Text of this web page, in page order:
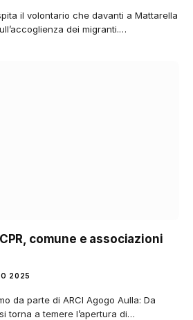
il volontario che davanti a Mattarella
dei migranti.…
comune e associazioni
2025
da parte di ARCI Agogo Aulla: Da
torna a temere l’apertura di…